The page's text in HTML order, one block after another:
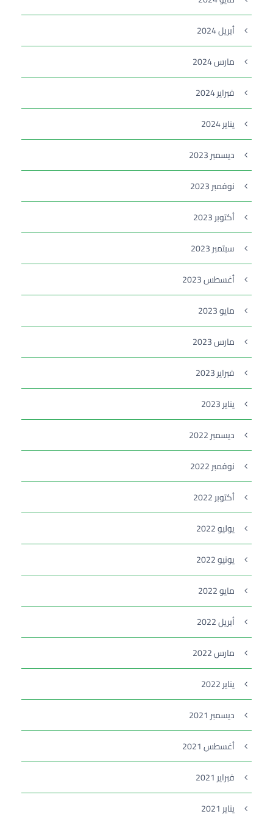
أبريل 2024
مارس 2024
فبراير 2024
يناير 2024
ديسمبر 2023
نوفمبر 2023
أكتوبر 2023
سبتمبر 2023
أغسطس 2023
مايو 2023
مارس 2023
فبراير 2023
يناير 2023
ديسمبر 2022
نوفمبر 2022
أكتوبر 2022
يوليو 2022
يونيو 2022
مايو 2022
أبريل 2022
مارس 2022
يناير 2022
ديسمبر 2021
أغسطس 2021
فبراير 2021
يناير 2021